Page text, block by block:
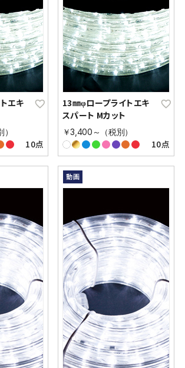
エキ
10点
13㎜φロープライトエキ
スパート Mカット
￥3,400～（税別）
10点
動画